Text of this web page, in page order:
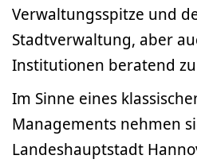
Verwaltungsspitze und
Stadtverwaltung, aber
Institutionen beratend
Im Sinne eines
Managements nehmen
Landeshauptstadt